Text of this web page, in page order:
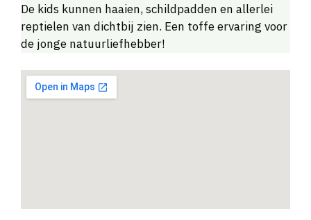
De kids kunnen haaien, schildpadden en allerlei
reptielen van dichtbij zien. Een toffe ervaring voor
de jonge natuurliefhebber!